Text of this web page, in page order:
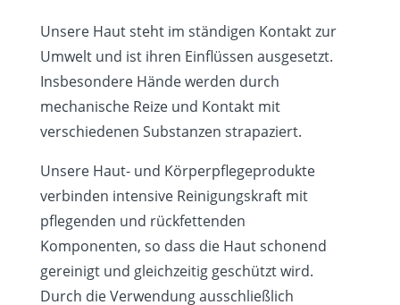
Unsere Haut steht im ständigen Kontakt zur
Umwelt und ist ihren Einflüssen ausgesetzt.
Insbesondere Hände werden durch
mechanische Reize und Kontakt mit
verschiedenen Substanzen strapaziert.
Unsere Haut- und Körperpflegeprodukte
verbinden intensive Reinigungskraft mit
pflegenden und rückfettenden
Komponenten, so dass die Haut schonend
gereinigt und gleichzeitig geschützt wird.
Durch die Verwendung ausschließlich